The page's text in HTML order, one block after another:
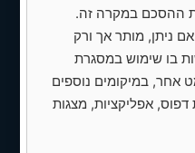
עדכון דף ראשי — 10-14 ימי
ההסכם במקרה זה.
ניתן, מותר אך ורק
בו שימוש במסגרת
אחר, במיקומים נוספים
אפליקציות, מצגות